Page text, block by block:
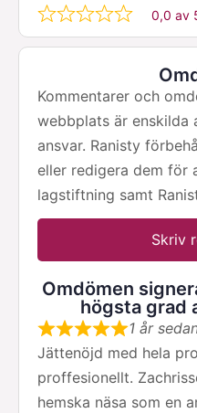
0,0 av
Kommentarer och
webbplats är enskilda
ansvar. Ranisty
eller redigera dem för
lagstiftning samt
Skriv
Omdömen
högsta grad
1 år
Jättenöjd med hela
proffesionellt.
hemska näsa som en